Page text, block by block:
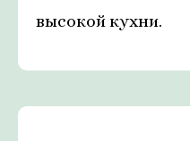
высокой кухни.